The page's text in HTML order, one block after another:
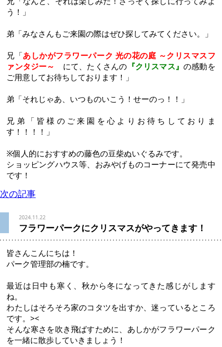
う！」
弟「みなさんもご来園の際はぜひ探してみてください。」
兄「あしかがフラワーパーク 光の花の庭 ～クリスマスフ
ァンタジー～ にて、たくさんの 『クリスマス』 の感動を
ご用意してお待ちしております！」
弟「それじゃあ、いつものいこう！せーのっ！！」
兄弟「皆様のご来園を心よりお待ちしておりま
す！！！！」
※個人的におすすめの藤色の豆柴ぬいぐるみです。
ショッピングハウス等、おみやげものコーナーにて発売中
です！
次の記事
2024.11.22
フラワーパークにクリスマスがやってきます！
皆さんこんにちは！
パーク管理部の楠です。
最近は日中も寒く、秋から冬になってきた感じがします
ね。
わたしはそろそろ家のコタツを出すか、迷っているところ
です。><
そんな寒さを吹き飛ばすために、 あしかがフラワーパーク
を一緒に散歩していきましょう！